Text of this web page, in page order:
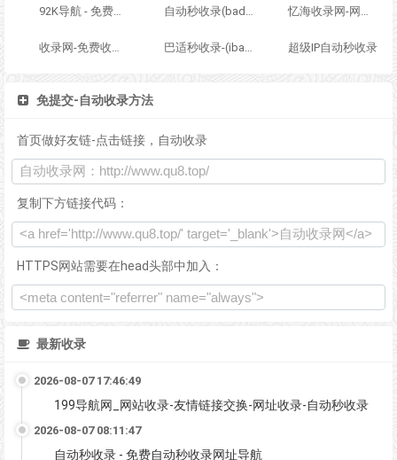
92K导航 - 免费自动秒收录网址导航 自动秒收录(badfl.com) - 全自动秒收录网 忆海收录网-网址外链_自动收录网站_自助友情链接平台_网站广告_软文发布_站长交易_站长资源
收录网-免费收录正规网站-免费发布软文 巴适秒收录-(ibashi.net) - 巴适导航分类网站目录 - 自助网址提交自动收录 超级IP自动秒收录
免提交-自动收录方法
首页做好友链-点击链接，自动收录
复制下方链接代码：
HTTPS网站需要在head头部中加入：
最新收录
2026-08-07 17:46:49
199导航网_网站收录-友情链接交换-网址收录-自动秒收录
2026-08-07 08:11:47
自动秒收录 - 免费自动秒收录网址导航